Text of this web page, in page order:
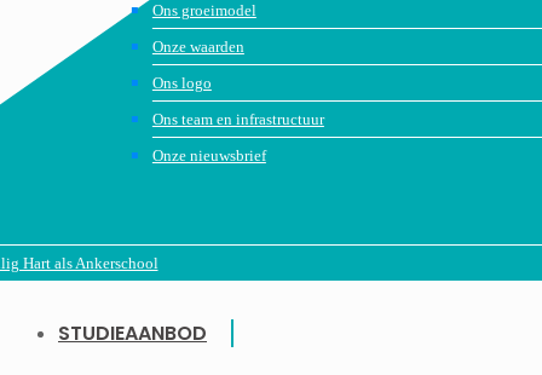
Ons groeimodel
Onze waarden
Ons logo
Ons team en infrastructuur
Onze nieuwsbrief
Hart als Ankerschool
STUDIEAANBOD